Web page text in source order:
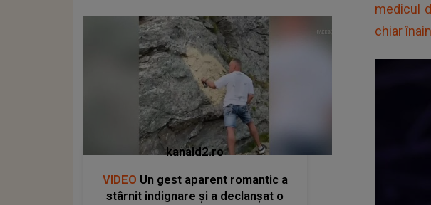
medicul
chiar
kanald2.ro
VIDEO Un gest aparent romantic a
stârnit indignare și a declanșat o